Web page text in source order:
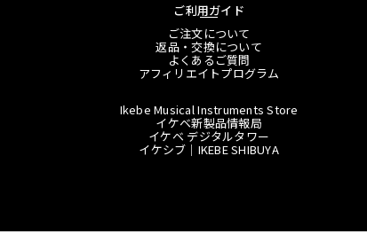
ご利用ガイド
ご注文について
返品・交換について
よくあるご質問
アフィリエイトプログラム
Ikebe Musical Instruments Store
イケベ新製品情報局
イケベ デジタルタワー
イケシブ｜IKEBE SHIBUYA